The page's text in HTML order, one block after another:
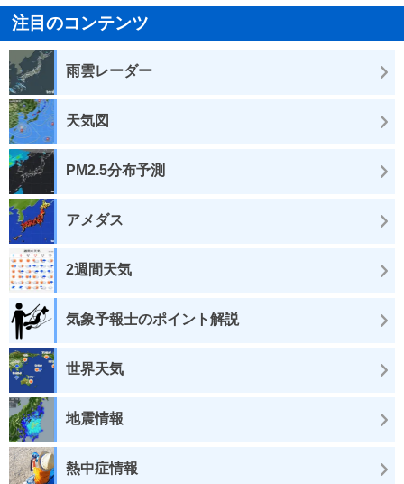
注目のコンテンツ
雨雲レーダー
天気図
PM2.5分布予測
アメダス
2週間天気
気象予報士のポイント解説
世界天気
地震情報
熱中症情報